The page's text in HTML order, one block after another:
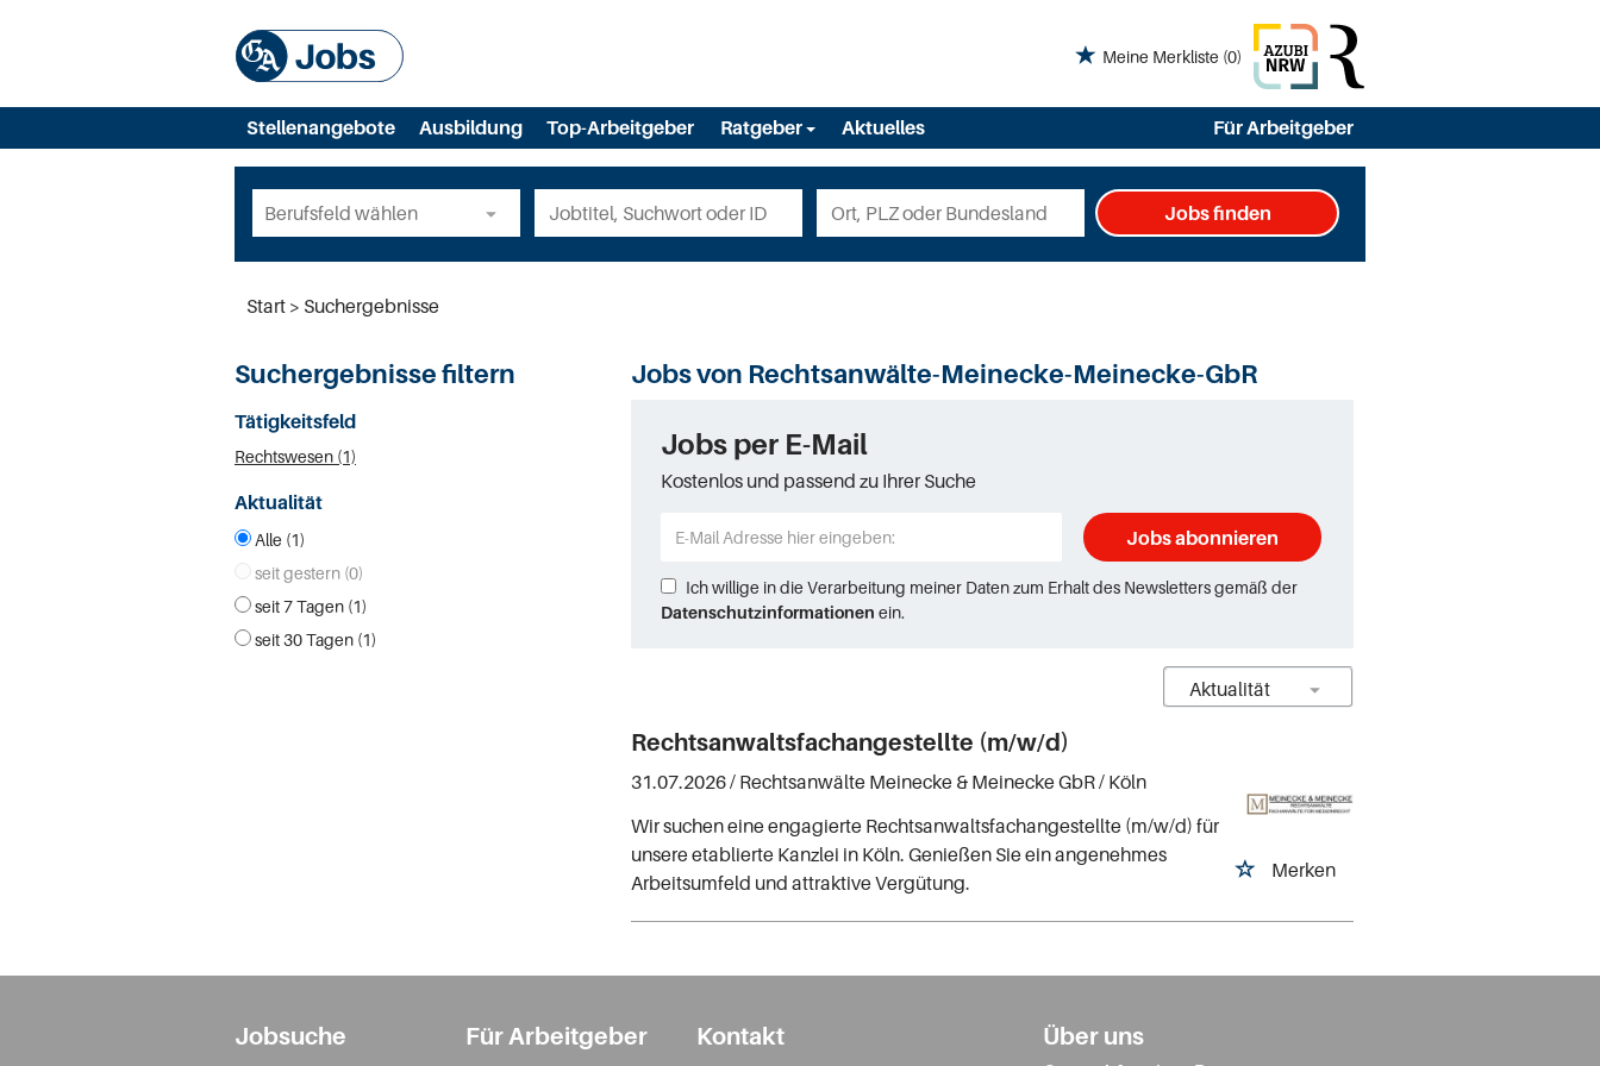
Meine Merkliste (0)
Stellenangebote Ausbildung Top-Arbeitgeber Ratgeber Aktuelles Für Arbeitgeber
Jobs finden
Start Suchergebnisse
Suchergebnisse filtern
Tätigkeitsfeld
Rechtswesen (1)
Aktualität
Alle (1)
seit gestern (0)
seit 7 Tagen (1)
seit 30 Tagen (1)
Jobs von Rechtsanwälte-Meinecke-Meinecke-GbR
Jobs per E-Mail
Kostenlos und passend zu Ihrer Suche
Jobs abonnieren
Ich willige in die Verarbeitung meiner Daten zum Erhalt des Newsletters gemäß der
Datenschutzinformationen ein.
Rechtsanwaltsfachangestellte (m/w/d)
Merken
31.07.2026 / Rechtsanwälte Meinecke & Meinecke GbR/ Köln
Wir suchen eine engagierte Rechtsanwaltsfachangestellte (m/w/d) für
unsere etablierte Kanzlei in Köln. Genießen Sie ein angenehmes
Arbeitsumfeld und attraktive Vergütung.
Jobsuche Für Arbeitgeber Kontakt Über uns